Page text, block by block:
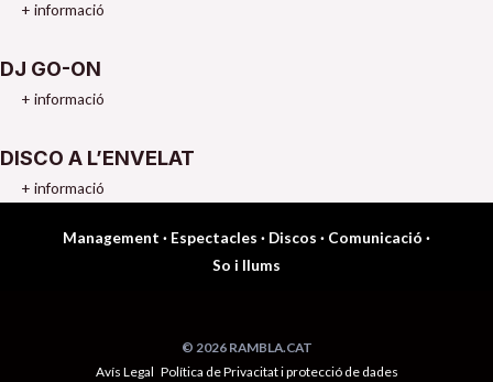
+ informació
DJ GO-ON
+ informació
DISCO A L’ENVELAT
+ informació
Management · Espectacles · Discos · Comunicació ·
So i llums
© 2026 RAMBLA.CAT
Avís Legal Política de Privacitat i protecció de dades